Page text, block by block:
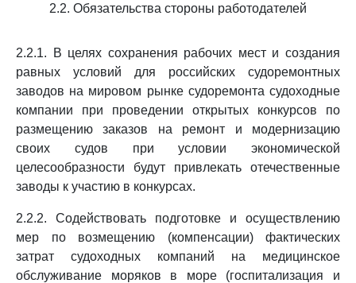
2.2. Обязательства стороны работодателей
2.2.1. В целях сохранения рабочих мест и создания
равных условий для российских судоремонтных
заводов на мировом рынке судоремонта судоходные
компании при проведении открытых конкурсов по
размещению заказов на ремонт и модернизацию
своих судов при условии экономической
целесообразности будут привлекать отечественные
заводы к участию в конкурсах.
2.2.2. Содействовать подготовке и осуществлению
мер по возмещению (компенсации) фактических
затрат судоходных компаний на медицинское
обслуживание моряков в море (госпитализация и